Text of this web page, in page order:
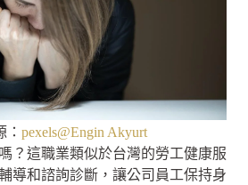
： pexels@Engin Akyurt
？這職業類似於台灣的勞工健康服
導和諮詢診斷，讓公司員工保持身